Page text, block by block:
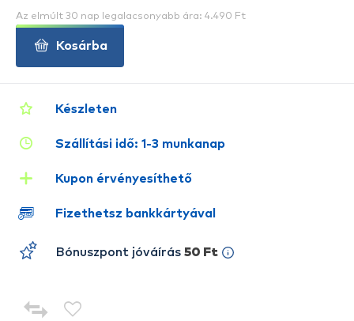
Készleten
Szállítási idő: 1-3 munkanap
Kupon érvényesíthető
Fizethetsz bankkártyával
Bónuszpont jóváírás 50 Ft
Az elmúlt 30 nap legalacsonyabb ára: 4.490 Ft
Kosárba